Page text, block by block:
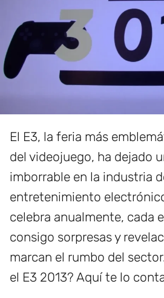
El E3, la feria más
del videojuego, ha dejado
imborrable en la industria
entretenimiento
celebra anualmente, cada
consigo sorpresas y
marcan el rumbo del
el E3 2013? Aquí te lo